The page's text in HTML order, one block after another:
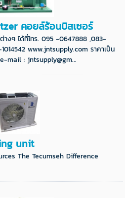
คอยล์ร้อนบิสเซอร์
างๆ ได้ที่โทร. 095 -0647888 ,083-
www.jntsupply.com ราคาเป็น
mail : jntsupply@gm...
unit
The Tecumseh Difference